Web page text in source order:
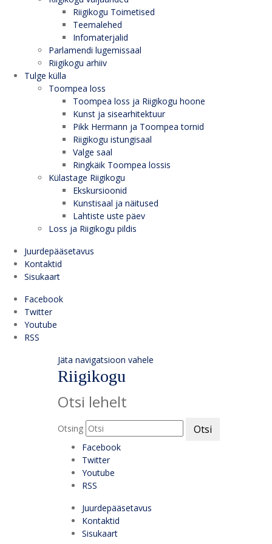
Riigikogu Toimetised
Teemalehed
Infomaterjalid
Parlamendi lugemissaal
Riigikogu arhiiv
Tulge külla
Toompea loss
Toompea loss ja Riigikogu hoone
Kunst ja sisearhitektuur
Pikk Hermann ja Toompea tornid
Riigikogu istungisaal
Valge saal
Ringkäik Toompea lossis
Külastage Riigikogu
Ekskursioonid
Kunstisaal ja näitused
Lahtiste uste päev
Loss ja Riigikogu pildis
Juurdepääsetavus
Kontaktid
Sisukaart
Facebook
Twitter
Youtube
RSS
Jäta navigatsioon vahele
Riigikogu
Otsi lehelt
Otsing Otsi
Facebook
Twitter
Youtube
RSS
Juurdepääsetavus
Kontaktid
Sisukaart